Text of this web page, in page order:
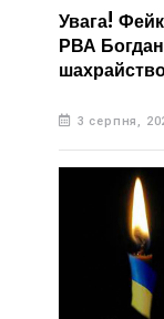
Увага!
РВА
шахрайство
3 серпня,